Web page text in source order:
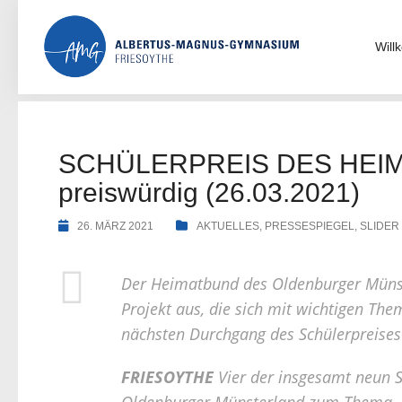
content
SCHÜLERPREIS DES
preiswürdig (26.03.2021)
26. MÄRZ 2021 AKTUELLES, PRESSESPIEGEL, SLIDER
Der Heimatbund des Oldenburger
Projekt aus, die sich mit wichtigen
nächsten Durchgang des
FRIESOYTHE Vier der insgesamt neun